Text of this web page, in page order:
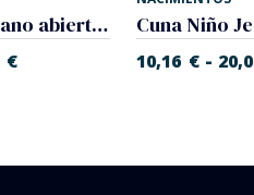
Niño Jesus mano abierta (Nacimiento Gloria)
€ 10,16 € -